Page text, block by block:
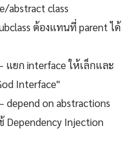
abstract class
ต้องแทนที่ parent ได้
แยก interface ให้เล็กและ
Interface"
depend on abstractions
Dependency Injection